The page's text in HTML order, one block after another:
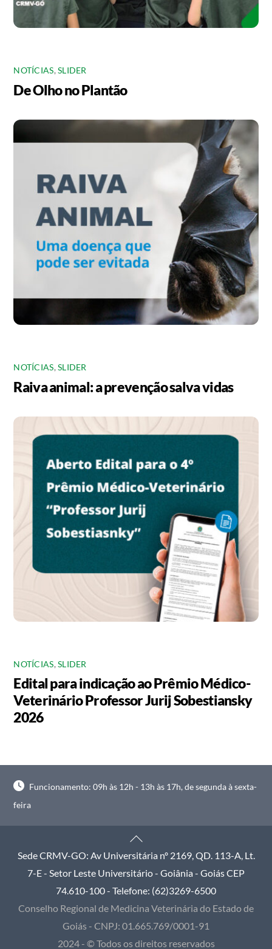
NOTÍCIAS,SLIDER
De Olho no Plantão
NOTÍCIAS,SLIDER
Raiva animal: a prevenção salva vidas
NOTÍCIAS,SLIDER
Edital para indicação ao Prêmio Médico-
Veterinário Professor Jurij Sobestiansky
2026
Funcionamento: 09h às 12h - 13h às 17h, de segunda à sexta-
feira
Back
To
Top
Sede CRMV-GO: Av Universitária nº 2169, QD. 113-A, Lt.
7-E - Setor Leste Universitário - Goiânia - Goiás CEP
74.610-100 - Telefone: (62)3269-6500
Conselho Regional de Medicina Veterinária do Estado de
Goiás - CNPJ: 01.665.769/0001-91
2024 - © Todos os direitos reservados